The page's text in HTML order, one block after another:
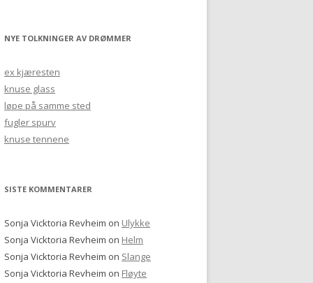
NYE TOLKNINGER AV DRØMMER
ex kjæresten
knuse glass
løpe på samme sted
fugler spurv
knuse tennene
SISTE KOMMENTARER
Sonja Vicktoria Revheim on Ulykke
Sonja Vicktoria Revheim on Helm
Sonja Vicktoria Revheim on Slange
Sonja Vicktoria Revheim on Fløyte